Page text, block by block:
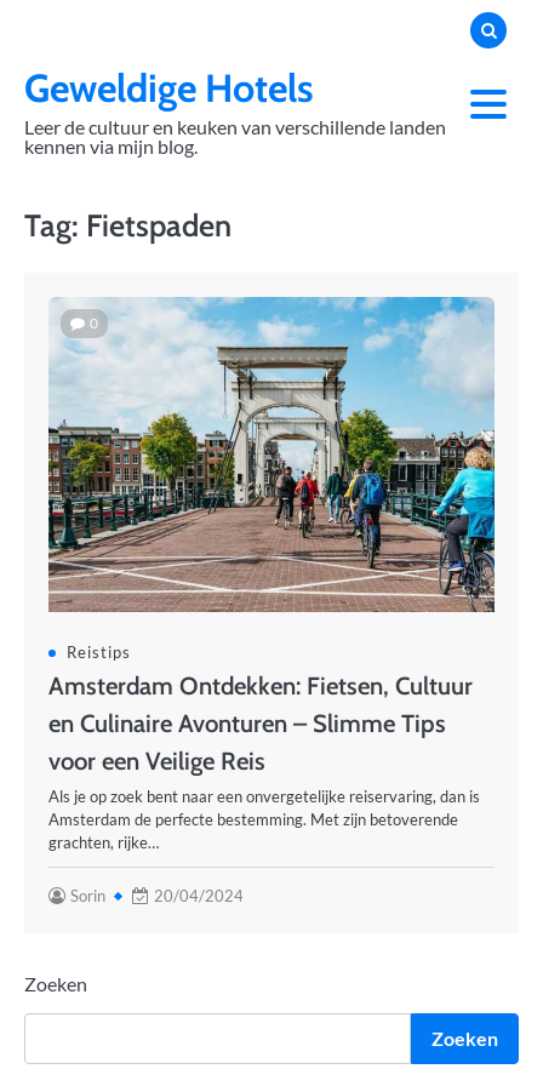
contentGeweldige Hotels
Leer de cultuur en keuken van verschillende landen
kennen via mijn blog.
Tag: Fietspaden
0
Reistips
Amsterdam Ontdekken: Fietsen, Cultuur
en Culinaire Avonturen – Slimme Tips
voor een Veilige Reis
Als je op zoek bent naar een onvergetelijke reiservaring, dan is
Amsterdam de perfecte bestemming. Met zijn betoverende
grachten, rijke…
Sorin 20/04/2024
Zoeken
Zoeken